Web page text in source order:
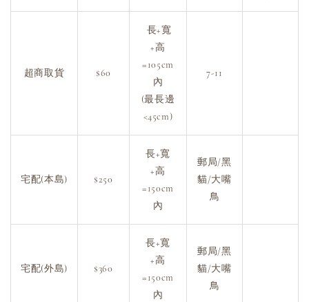
超商取貨 $60
長+寬
+高
=105cm
內
(最長邊
<45cm)
7-11
宅配(本島) $250
長+寬
+高
=150cm
內
郵局/黑
貓/大嘴
鳥
宅配(外島) $360
長+寬
+高
=150cm
內
郵局/黑
貓/大嘴
鳥